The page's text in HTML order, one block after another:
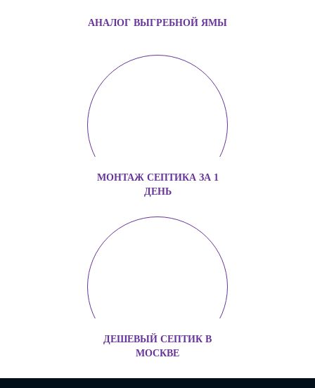
АНАЛОГ ВЫГРЕБНОЙ ЯМЫ
МОНТАЖ СЕПТИКА ЗА 1
ДЕНЬ
ДЕШЕВЫЙ СЕПТИК В
МОСКВЕ